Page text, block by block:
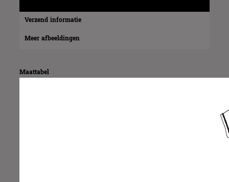
Verzend informatie
Meer afbeeldingen
Maattabel